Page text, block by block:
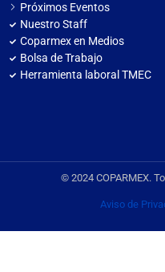
Próximos Eventos
Nuestro Staff
Coparmex en Medios
Bolsa de Trabajo
Herramienta laboral TMEC
© 2024 COPARMEX.
Aviso de